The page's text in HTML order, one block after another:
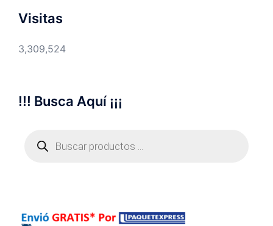
Visitas
3,309,524
!!! Busca Aquí ¡¡¡
productos